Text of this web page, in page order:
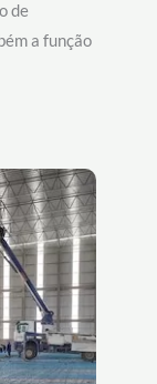
de
a função